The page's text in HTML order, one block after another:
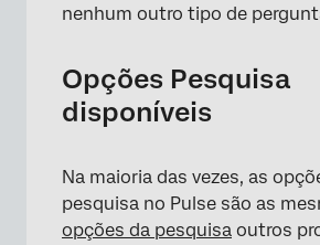
nenhum outro tipo de
Opções Pesquisa
disponíveis
Na maioria das vezes, as
pesquisa no Pulse são as
opções da pesquisa outros